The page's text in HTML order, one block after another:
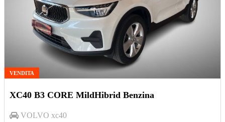
VENDITA
XC40 B3 CORE MildHibrid Benzina
VOLVO xc40